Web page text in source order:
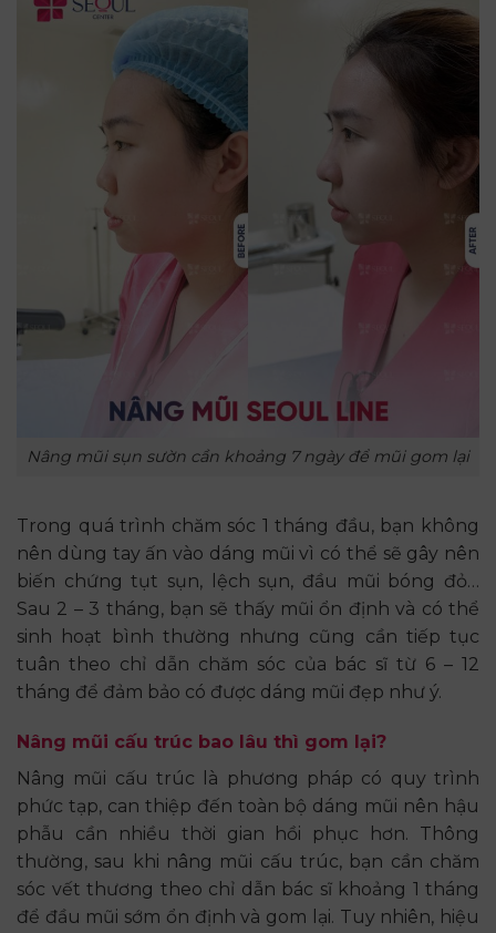
Nâng mũi sụn sườn cần khoảng 7 ngày để mũi gom lại
Trong quá trình chăm sóc 1 tháng đầu, bạn không
nên dùng tay ấn vào dáng mũi vì có thể sẽ gây nên
biến chứng tụt sụn, lệch sụn, đầu mũi bóng đỏ…
Sau 2 – 3 tháng, bạn sẽ thấy mũi ổn định và có thể
sinh hoạt bình thường nhưng cũng cần tiếp tục
tuân theo chỉ dẫn chăm sóc của bác sĩ từ 6 – 12
tháng để đảm bảo có được dáng mũi đẹp như ý.
Nâng mũi cấu trúc bao lâu thì gom lại?
Nâng mũi cấu trúc là phương pháp có quy trình
phức tạp, can thiệp đến toàn bộ dáng mũi nên hậu
phẫu cần nhiều thời gian hồi phục hơn. Thông
thường, sau khi nâng mũi cấu trúc, bạn cần chăm
sóc vết thương theo chỉ dẫn bác sĩ khoảng 1 tháng
để đầu mũi sớm ổn định và gom lại. Tuy nhiên, hiệu